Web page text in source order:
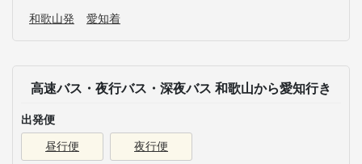
和歌山発 愛知着
高速バス・夜行バス・深夜バス 和歌山から愛知行き
出発便
昼行便 夜行便